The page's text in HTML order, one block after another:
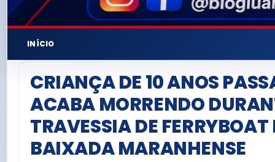
INÍCIO
CRIANÇA DE 10 ANOS
ACABA MORRENDO
TRAVESSIA DE FERRYBOAT
BAIXADA MARANHENSE